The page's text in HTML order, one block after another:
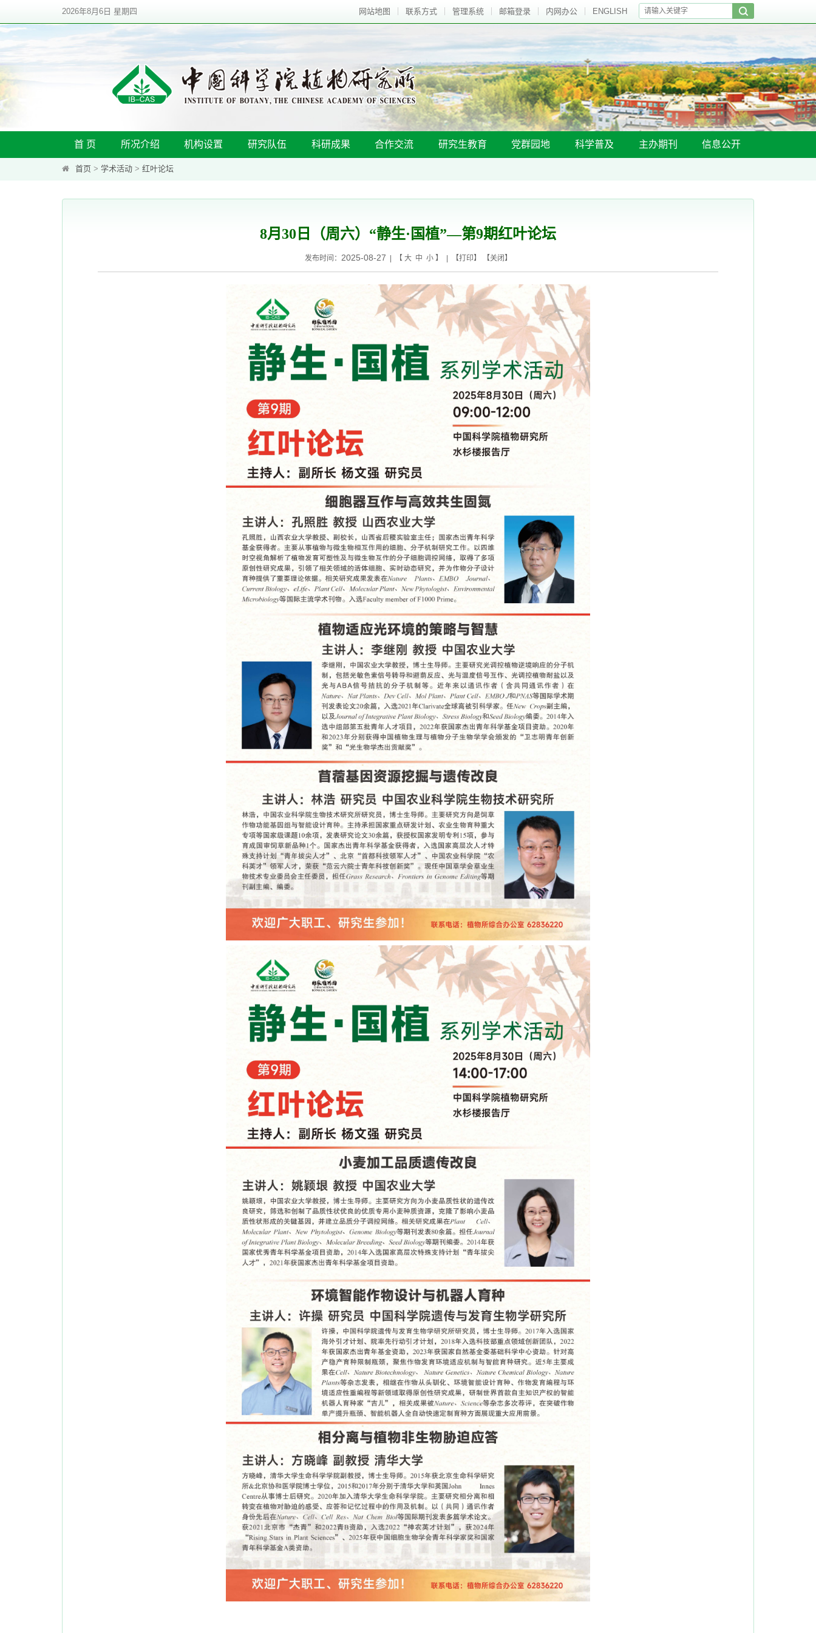
2026年8月6日 星期四 网站地图 联系方式 管理系统 邮箱登录 内网办公 ENGLISH
首 页 所况介绍 机构设置 研究队伍 科研成果 合作交流 研究生教育 党群园地 科学普及 主办期刊 信息公开
首页 > 学术活动 > 红叶论坛
8月30日（周六）“静生·国植”—第9期红叶论坛
发布时间： 2025-08-27 | 【 大 中 小】 | 【打印】 【关闭 】